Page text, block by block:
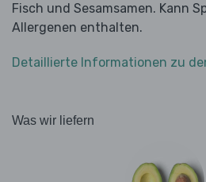
Fisch und Sesamsamen. Kann
Allergenen enthalten.
Detaillierte Informationen zu
Was wir liefern